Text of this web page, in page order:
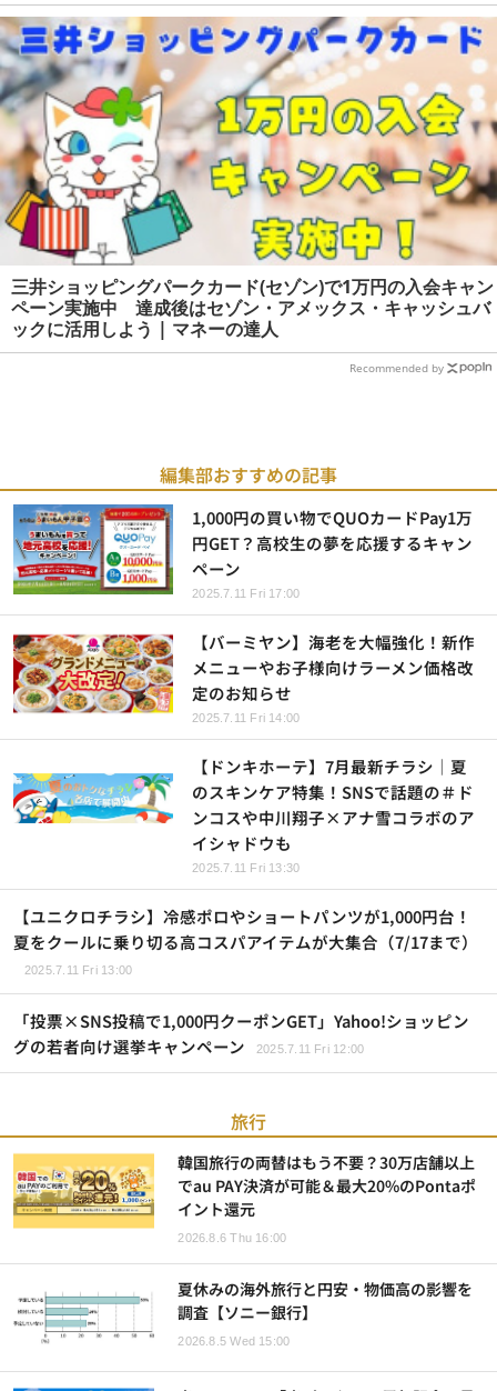
三井ショッピングパークカード(セゾン)で1万円の入会キャン
ペーン実施中 達成後はセゾン・アメックス・キャッシュバ
ックに活用しよう | マネーの達人
Recommended by
編集部おすすめの記事
1,000円の買い物でQUOカードPay1万
円GET？高校生の夢を応援するキャン
ペーン
2025.7.11 Fri 17:00
【バーミヤン】海老を大幅強化！新作
メニューやお子様向けラーメン価格改
定のお知らせ
2025.7.11 Fri 14:00
【ドンキホーテ】7月最新チラシ｜夏
のスキンケア特集！SNSで話題の＃ド
ンコスや中川翔子×アナ雪コラボのア
イシャドウも
2025.7.11 Fri 13:30
【ユニクロチラシ】冷感ポロやショートパンツが1,000円台！
夏をクールに乗り切る高コスパアイテムが大集合（7/17まで）
2025.7.11 Fri 13:00
「投票×SNS投稿で1,000円クーポンGET」Yahoo!ショッピン
グの若者向け選挙キャンペーン
2025.7.11 Fri 12:00
旅行
韓国旅行の両替はもう不要？30万店舗以上
でau PAY決済が可能＆最大20%のPontaポ
イント還元
2026.8.6 Thu 16:00
夏休みの海外旅行と円安・物価高の影響を
調査【ソニー銀行】
2026.8.5 Wed 15:00